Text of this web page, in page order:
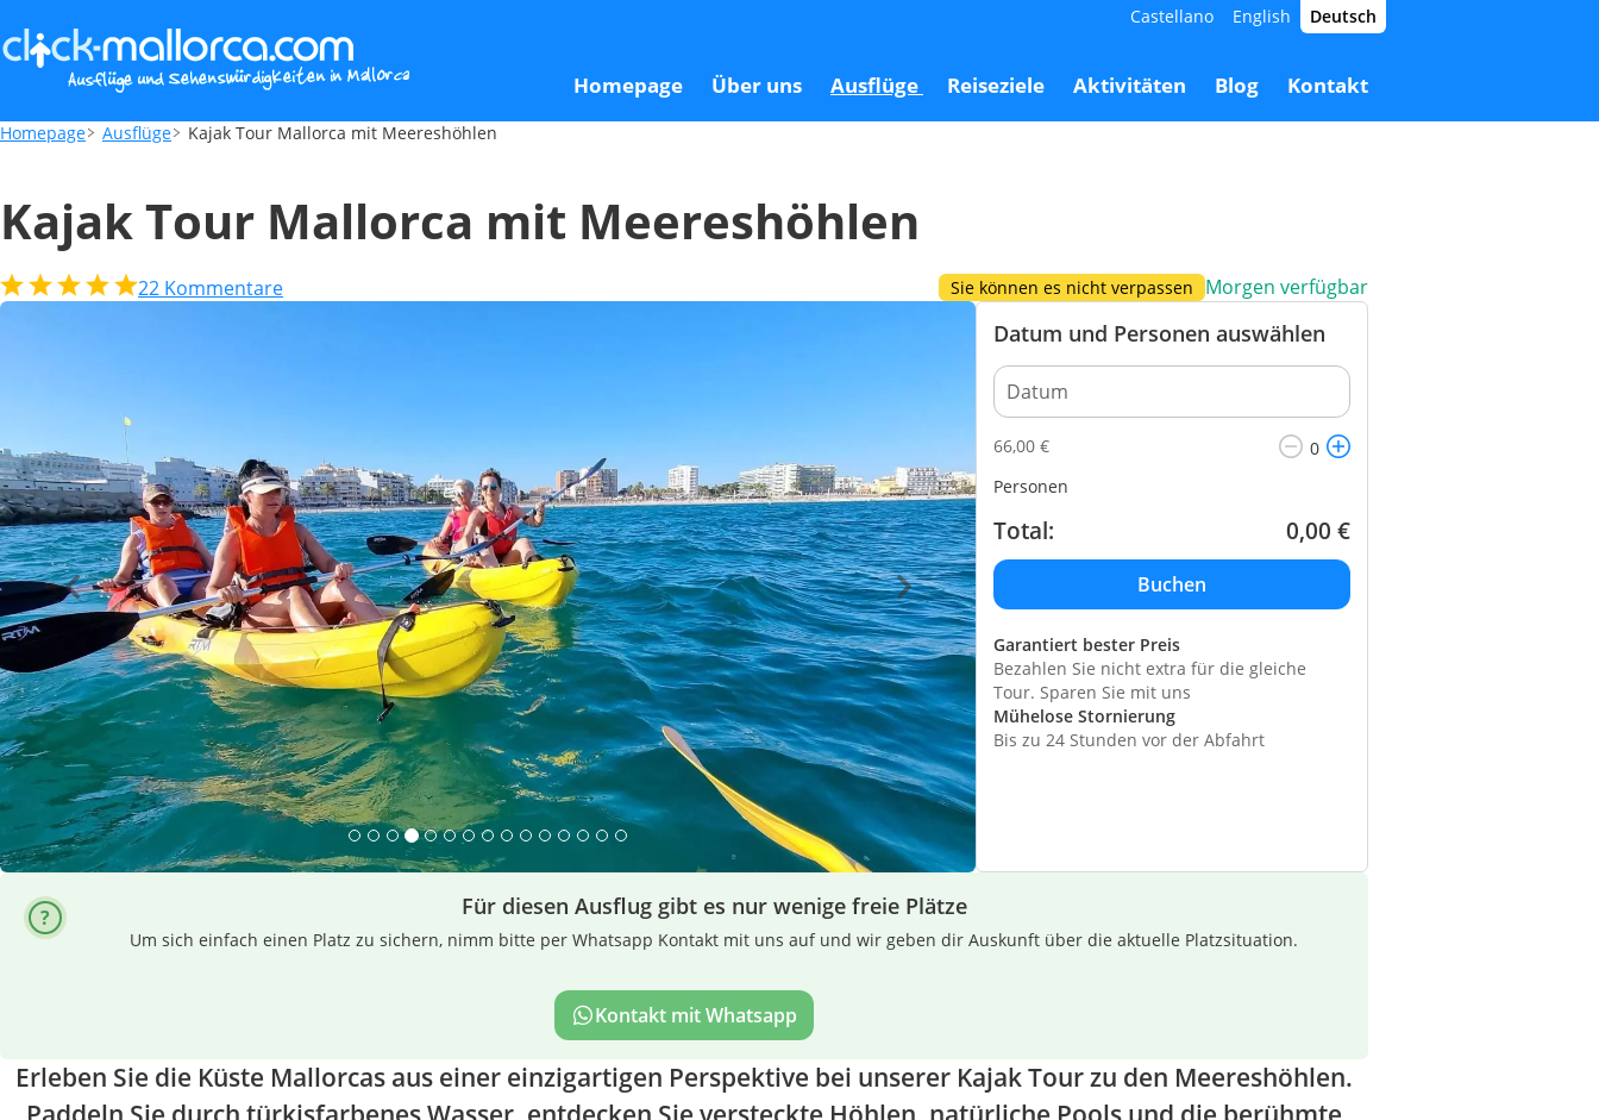
Homepage Über uns Ausflüge Reiseziele Aktivitäten Blog Kontakt
Castellano English Deutsch
Kajak Tour Mallorca mit Meereshöhlen 66,00 € 66,00 € Buchen
Homepage Ausflüge Kajak Tour Mallorca mit Meereshöhlen
Kajak Tour Mallorca mit Meereshöhlen
22 Kommentare Sie können es nicht verpassen Morgen verfügbar
Datum und Personen auswählen
66,00 €
Personen
Total: 0,00 €
Garantiert bester Preis
Bezahlen Sie nicht extra für die gleiche
Tour. Sparen Sie mit uns
Mühelose Stornierung
Bis zu 24 Stunden vor der Abfahrt
Für diesen Ausflug gibt es nur wenige freie Plätze
Um sich einfach einen Platz zu sichern, nimm bitte per Whatsapp Kontakt mit uns auf und wir geben dir Auskunft über die aktuelle Platzsituation.
Kontakt mit Whatsapp
Erleben Sie die Küste Mallorcas aus einer einzigartigen Perspektive bei unserer Kajak Tour zu den Meereshöhlen.